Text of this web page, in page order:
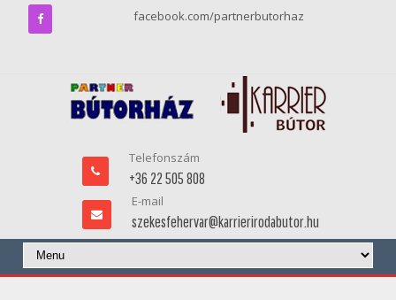
facebook.com/partnerbutorhaz
Telefonszám
+36 22 505 808
E-mail
szekesfehervar@karrierirodabutor.hu